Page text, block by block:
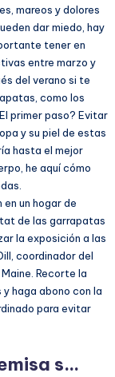
mareos y dolores
dar miedo, hay
tener en
entre marzo y
del verano si te
como los
primer paso? Evitar
y su piel de estas
hasta el mejor
he aquí cómo
un hogar de
de las garrapatas
la exposición a las
coordinador del
Recorte la
haga abono con la
para evitar
s…